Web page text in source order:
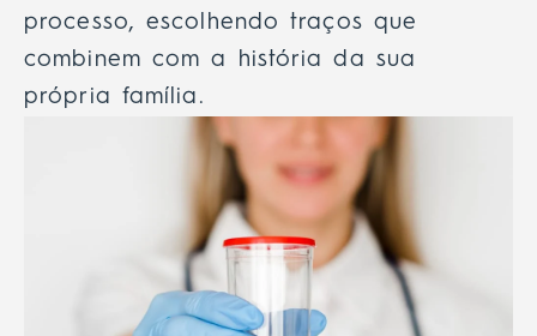
processo, escolhendo traços que
combinem com a história da sua
própria família.